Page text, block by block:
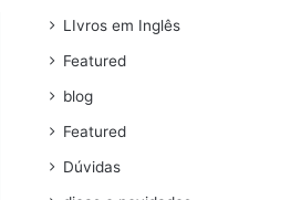
LIvros em Inglês
Featured
blog
Featured
Dúvidas